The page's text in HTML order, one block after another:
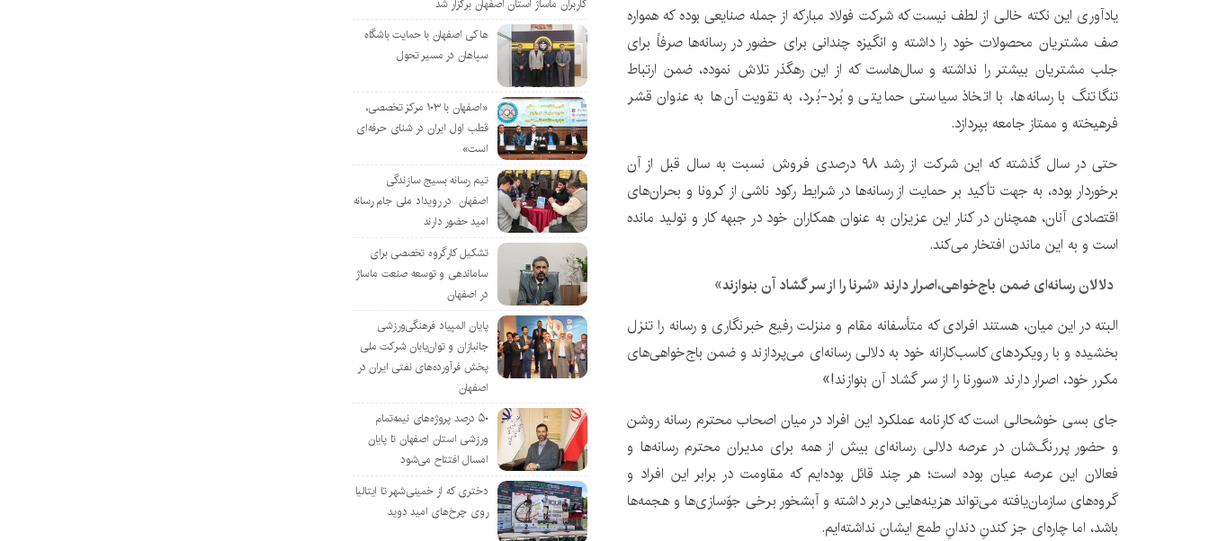
یادآوری این نکته خالی از لطف نیست که شرکت فولاد مبارکه از جمله صنایعی بوده که همواره
صف مشتریان محصولات خود را داشته و انگیزه چندانی برای حضور در رسانه‌ها صرفاً برای
جلب مشتریان بیشتر را نداشته و سال‌هاست که از این رهگذر تلاش نموده، ضمن ارتباط
تنگاتنگ با رسانه‌ها، با اتخاذ سیاستی حمایتی و بُرد-بُرد، به تقویت آن‌ها به عنوان قشر
فرهیخته و ممتاز جامعه بپردازد.
حتی در سال گذشته که این شرکت از رشد ۹۸ درصدی فروش نسبت به سال قبل از آن
برخوردار بوده، به جهت تأکید بر حمایت از رسانه‌ها در شرایط رکود ناشی از کرونا و بحران‌های
اقتصادی آنان، همچنان در کنار این عزیزان به عنوان همکاران خود در جبهه کار و تولید مانده
است و به این ماندن افتخار می‌کند.
دلالان رسانه‌ای ضمن باج‌خواهی،اصرار دارند «سُرنا را از سر گشاد آن بنوازند»
البته در این میان، هستند افرادی که متأسفانه مقام و منزلت رفیع خبرنگاری و رسانه را تنزل
بخشیده و با رویکردهای کاسب‌کارانه خود به دلالی رسانه‌ای می‌پردازند و ضمن باج‌خواهی‌های
مکرر خود، اصرار دارند «سورنا را از سر گشاد آن بنوازند!»
جای بسی خوشحالی است که کارنامه عملکرد این افراد در میان اصحاب محترم رسانه روشن
و حضور پررنگ‌شان در عرصه دلالی رسانه‌ای بیش از همه برای مدیران محترم رسانه‌ها و
فعالان این عرصه عیان بوده است؛ هر چند قائل بوده‌ایم که مقاومت در برابر این افراد و
گروه‌های سازمان‌یافته می‌تواند هزینه‌هایی دربر داشته و آبشخور برخی جوّسازی‌ها و هجمه‌ها
باشد، اما چاره‌ای جز کندنِ دندانِ طمع ایشان نداشته‌ایم.
کاربران ماساژ استان اصفهان برگزار شد
هاکی اصفهان با حمایت باشگاه
سپاهان در مسیر تحول
«اصفهان با ۱۰۳ مرکز تخصصی،
قطب اول ایران در شنای حرفه‌ای
است»
تیم رسانه بسیج سازندگی
اصفهان در رویداد ملی جام رسانه
امید حضور دارند
تشکیل کارگروه تخصصی برای
ساماندهی و توسعه صنعت ماساژ
در اصفهان
پایان المپیاد فرهنگی‌ورزشی
جانبازان و توان‌یابان شرکت ملی
پخش فرآورده‌های نفتی ایران در
اصفهان
۵۰ درصد پروژه‌های نیمه‌تمام
ورزشی استان اصفهان تا پایان
امسال افتتاح می‌شود
دختری که از خمینی‌شهر تا ایتالیا
روی چرخ‌های امید دوید